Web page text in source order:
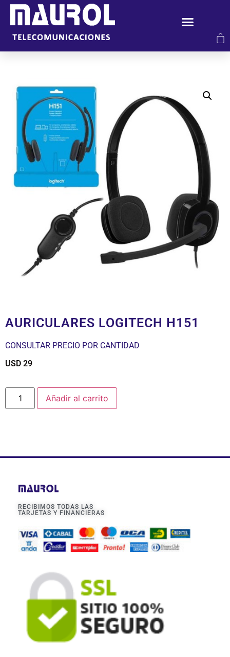
AURICULARES LOGITECH H151
CONSULTAR PRECIO POR CANTIDAD
USD 29
Añadir al carrito
RECIBIMOS TODAS LAS
TARJETAS Y FINANCIERAS